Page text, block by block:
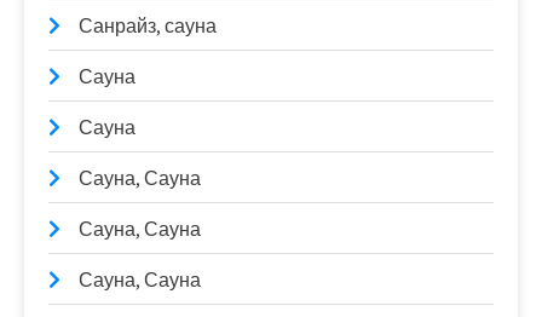
Санрайз, сауна
Сауна
Сауна
Сауна, Сауна
Сауна, Сауна
Сауна, Сауна